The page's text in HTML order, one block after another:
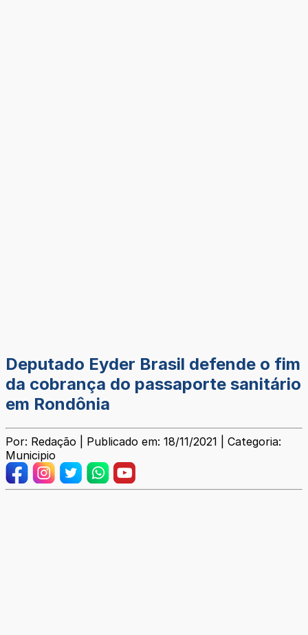
Deputado Eyder Brasil defende o fim
da cobrança do passaporte sanitário
em Rondônia
Por: Redação | Publicado em: 18/11/2021 | Categoria:
Municipio